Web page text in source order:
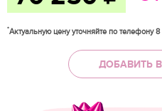
*Актуальную цену уточняйте по телефону
ДОБАВИТЬ